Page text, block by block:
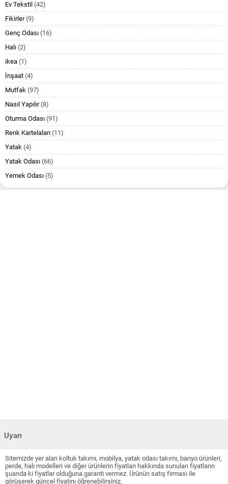
Ev Tekstil (42)
Fikirler(9)
Genç Odası (16)
Halı (2)
ikea (1)
İnşaat (4)
Mutfak (97)
Nasıl Yapılır(8)
Oturma Odası (91)
Renk Kartelaları (11)
Yatak (4)
Yatak Odası (66)
Yemek Odası (5)
Uyarı
Sitemizde yer alan koltuk takımı, mobilya, yatak odası takımı, banyo ürünleri,
perde, halı modelleri ve diğer ürünlerin fiyatları hakkında sunulan fiyatların
şuanda ki fiyatlar olduğuna garanti vermez. Ürünün satış firması ile
görüşerek güncel fiyatını öğrenebilirsiniz.